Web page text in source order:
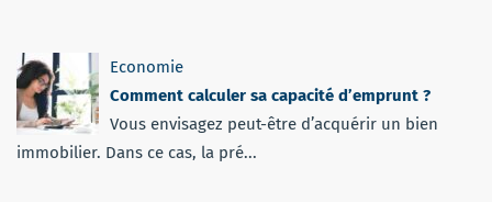
Economie
Comment calculer sa capacité d’emprunt ?
Vous envisagez peut-être d’acquérir un bien
immobilier. Dans ce cas, la pré...